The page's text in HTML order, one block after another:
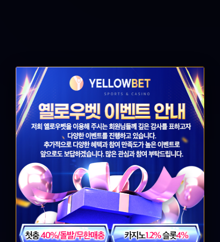
로그인 회원가입 무기명가입 고객센터